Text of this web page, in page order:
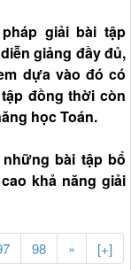
giải bài tập
giảng đầy đủ,
dựa vào đó có
đồng thời còn
học Toán.
bài tập bổ
khả năng giải
98 » [+]